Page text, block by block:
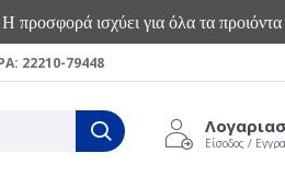
ισχύει για όλα τα προιόντα
22210-79448
Είσοδος /